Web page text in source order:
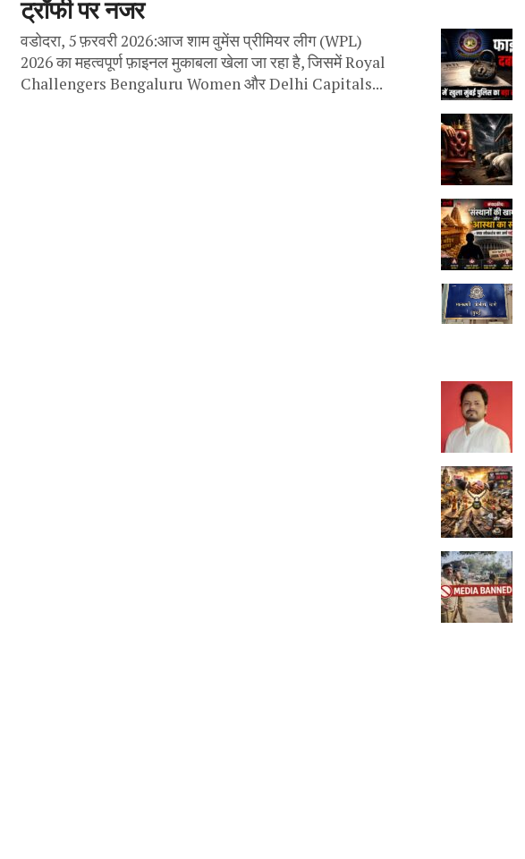
ट्रॉफी पर नजर
वडोदरा, 5 फ़रवरी 2026:आज शाम वुमेंस प्रीमियर लीग (WPL)
2026 का महत्वपूर्ण फ़ाइनल मुकाबला खेला जा रहा है, जिसमें Royal
Challengers Bengaluru Women और Delhi Capitals...